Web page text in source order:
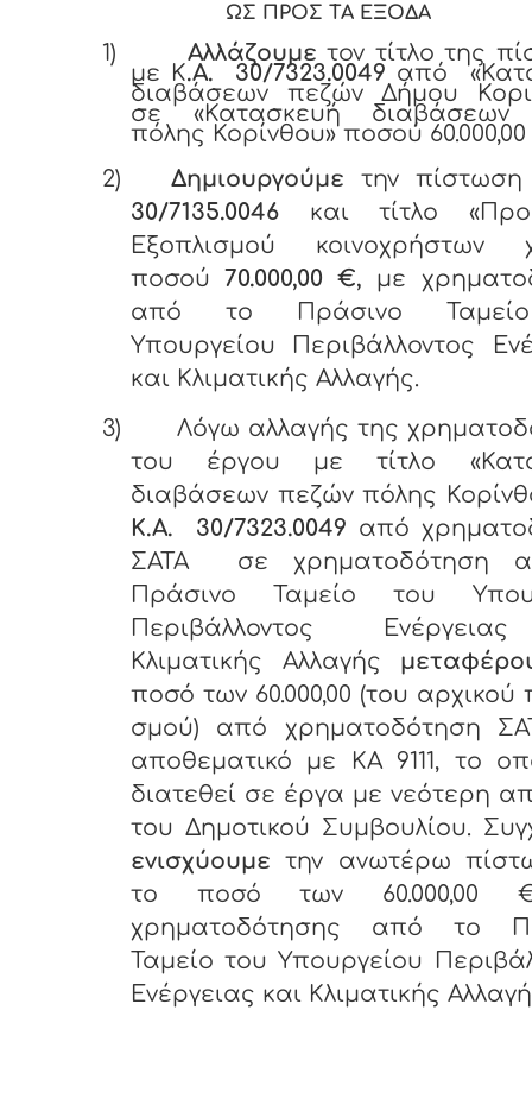
ΩΣ ΠΡΟΣ ΤΑ ΕΞΟΔΑ
1) Αλλάζουμετον τίτλο της
με Κ.Α. 30/7323.0049 από
διαβάσεων πεζών Δήμου
σε «Κατασκευή διαβάσεων
πόλης Κορίνθου» ποσού
2)
Δημιουργούμε την
30/7135.0046 και τίτλο
Εξοπλισμού κοινοχρήστων
ποσού70.000,00 €, με
από το Πράσινο
Υπουργείου Περιβάλλοντος
και Κλιματικής Αλλαγής.
3)
Λόγω αλλαγής της
του έργου με τίτλο
διαβάσεων πεζών πόλης
Κ.Α. 30/7323.0049 από
ΣΑΤΑ σε χρηματοδότηση
Πράσινο Ταμείο του
Περιβάλλοντος
Κλιματικής Αλλαγής
ποσό των 60.000,00 (του
σμού) από χρηματοδότηση
αποθεματικό με ΚΑ 9111, το
διατεθεί σε έργα με νεότερη
του Δημοτικού Συμβουλίου.
ενισχύουμε την ανωτέρω
το ποσό των 60.000,00
χρηματοδότησης από το
Ταμείοτου Υπουργείου
Ενέργειας και Κλιματικής